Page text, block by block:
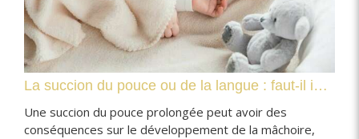
La succion du pouce ou de la langue : faut-il intervenir ?
Une succion du pouce prolongée peut avoir des
conséquences sur le développement de la mâchoire,